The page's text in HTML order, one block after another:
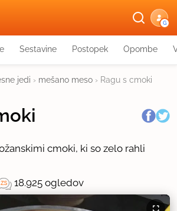
G
Sestavine Postopek Opombe
jedi › mešano meso › Ragu s cmoki
cmoki, ki so zelo rahli
18.925 ogledov